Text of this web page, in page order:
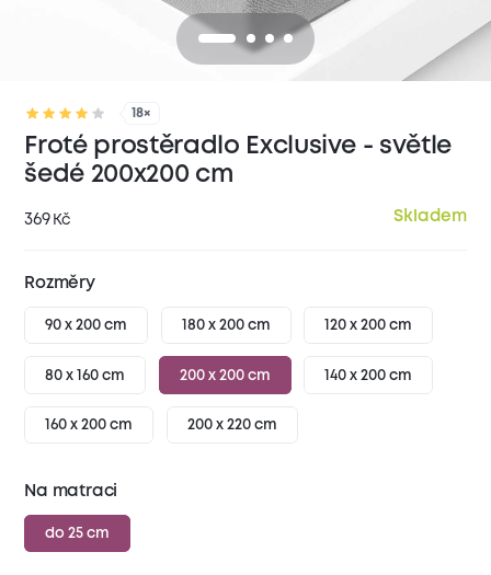
18×
Froté prostěradlo Exclusive - světle
šedé 200x200 cm
369 Kč Skladem
Rozměry
90 x 200 cm 180 x 200 cm 120 x 200 cm
80 x 160 cm 200 x 200 cm 140 x 200 cm
160 x 200 cm 200 x 220 cm
Na matraci
do 25 cm